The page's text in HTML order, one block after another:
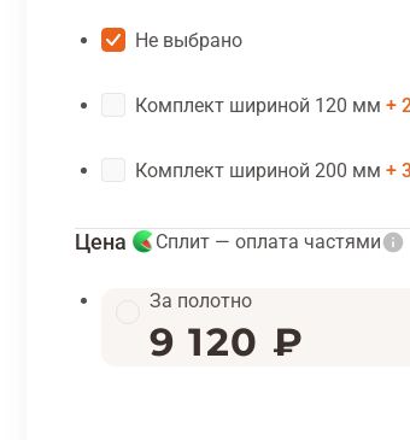
Не выбрано
Комплект шириной 120 мм
Комплект шириной 200 мм
Цена Сплит — оплата частями
За полотно
9 120 ₽